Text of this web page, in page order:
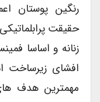
رنگین پوستان
حقیقت
زنانه و اساسا
افشای زیرساخت
مهمترین هدف